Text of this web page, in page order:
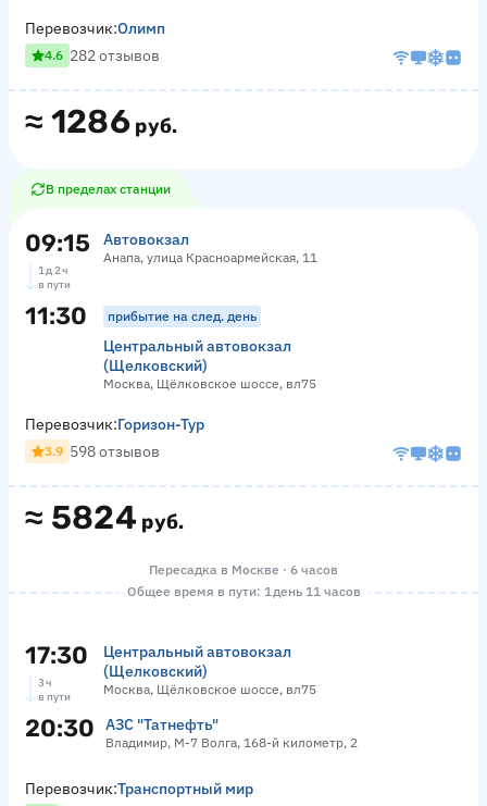
≈ 1286 руб.
Перевозчик:Олимп
4.6 282 отзывов
В пределах станции
09:15 Автовокзал
Анапа, улица Красноармейская, 11
1 д 2 ч
в пути
11:30 прибытие на след. день
Центральный автовокзал
(Щелковский)
Москва, Щёлковское шоссе, вл75
≈ 5824 руб.
Перевозчик:Горизон-Тур
3.9 598 отзывов
Пересадка в Москве · 6 часов
Общее время в пути: 1 день 11 часов
17:30
Центральный автовокзал
(Щелковский)
Москва, Щёлковское шоссе, вл75
3 ч
в пути
20:30 АЗС "Татнефть"
Владимир, М-7 Волга, 168-й километр, 2
Перевозчик:Транспортный мир